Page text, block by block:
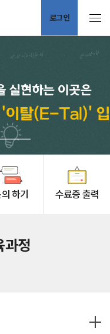
로그인
회원가입
하기​ 수료증 출력​
과정​